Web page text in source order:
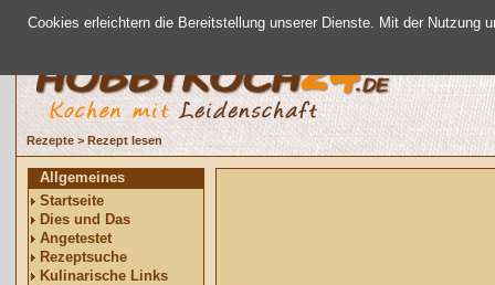
Rezepte > Rezept lesen
Allgemeines
Startseite
Dies und Das
Angetestet
Rezeptsuche
Kulinarische Links
Cookies erleichtern die Bereitstellung unserer Dienste. Mit der Nutzung